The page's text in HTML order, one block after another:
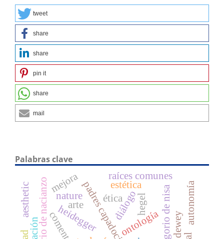
tweet
share
share
pin it
share
mail
Palabras clave
heidegger hegel
ontología
padres capadocios gregorio de nisa
gregorio de nacianzo diálogo
ética
dewey
arte
estética
raíces comunes
aesthetic nature autonomía
mejora